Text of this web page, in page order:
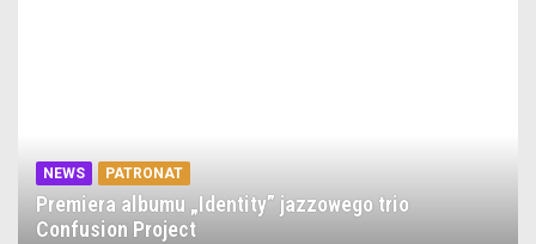
NEWS PATRONAT
Premiera albumu „Identity” jazzowego trio
Confusion Project